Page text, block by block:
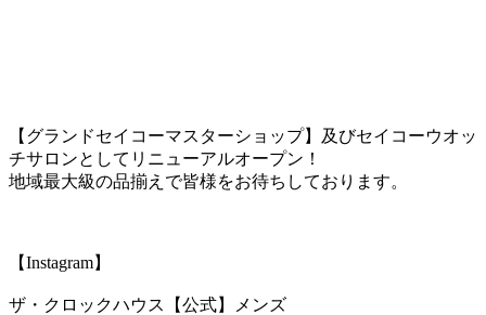
【グランドセイコーマスターショップ】及びセイコーウオッ
チサロンとしてリニューアルオープン！
地域最大級の品揃えで皆様をお待ちしております。
【Instagram】
ザ・クロックハウス【公式】メンズ